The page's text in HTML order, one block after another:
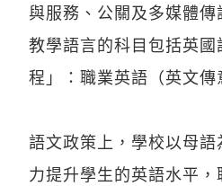
與服務、公關及多媒體
教學語言的科目包括英
程」：職業英語（英文傳
語文政策上，學校以母
力提升學生的英語水平